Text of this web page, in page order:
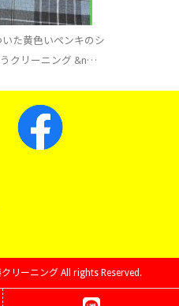
いた黄色いペンキのシ
クリーニング &n…
リーニング All rights Reserved.